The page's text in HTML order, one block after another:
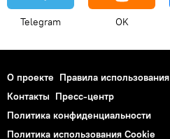
Telegram OK
О проекте Правила использования
Контакты Пресс-центр
Политика конфиденциальности
Политика использования Cookie